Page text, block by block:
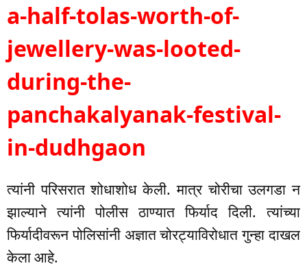
a-half-tolas-worth-of-
jewellery-was-looted-
during-the-
panchakalyanak-festival-
in-dudhgaon
त्यांनी परिसरात शोधाशोध केली. मात्र चोरीचा उलगडा न
झाल्याने त्यांनी पोलीस ठाण्यात फिर्याद दिली. त्यांच्या
फिर्यादीवरून पोलिसांनी अज्ञात चोरट्याविरोधात गुन्हा दाखल
केला आहे.